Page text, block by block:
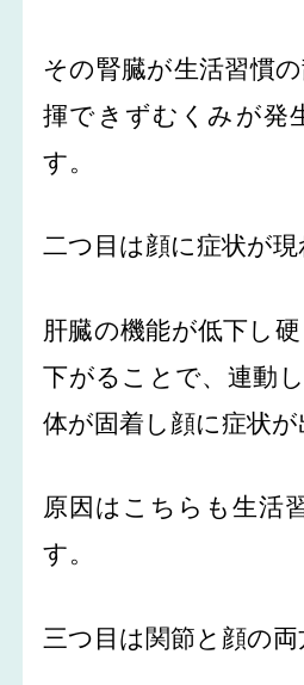
その腎臓が生活習慣
揮できずむくみが発
す。
二つ目は顔に症状が現
肝臓の機能が低下し
下がることで、連動
体が固着し顔に症状
原因はこちらも生活
す。
三つ目は関節と顔の